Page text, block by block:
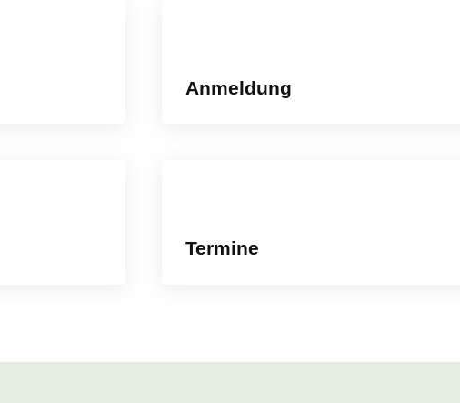
Anmeldung
Termine